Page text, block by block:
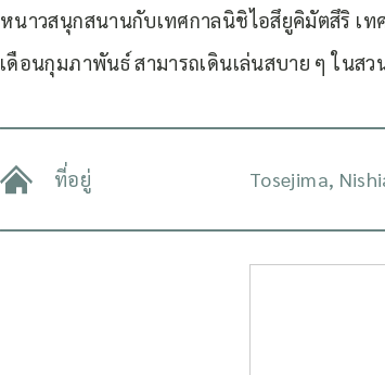
หนาวสนุกสนานกับเทศกาลนิชิไอสึยูคิมัตสึริ เ
เดือนกุมภาพันธ์ สามารถเดินเล่นสบาย ๆ ในส
ที่อยู่ Tosejima,